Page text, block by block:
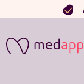
naar
de
inhoud